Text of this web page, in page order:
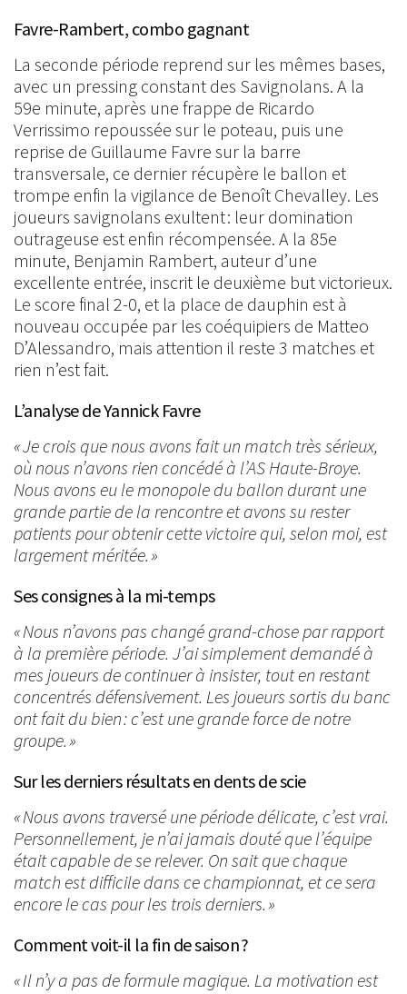
Favre-Rambert, combo gagnant
La seconde période reprend sur les mêmes bases,
avec un pressing constant des Savignolans. A la
59e minute, après une frappe de Ricardo
Verrissimo repoussée sur le poteau, puis une
reprise de Guillaume Favre sur la barre
transversale, ce dernier récupère le ballon et
trompe enfin la vigilance de Benoît Chevalley. Les
joueurs savignolans exultent : leur domination
outrageuse est enfin récompensée. A la 85e
minute, Benjamin Rambert, auteur d’une
excellente entrée, inscrit le deuxième but victorieux.
Le score final 2-0, et la place de dauphin est à
nouveau occupée par les coéquipiers de Matteo
D’Alessandro, mais attention il reste 3 matches et
rien n’est fait.
L’analyse de Yannick Favre
« Je crois que nous avons fait un match très sérieux,
où nous n’avons rien concédé à l’AS Haute-Broye.
Nous avons eu le monopole du ballon durant une
grande partie de la rencontre et avons su rester
patients pour obtenir cette victoire qui, selon moi, est
largement méritée. »
Ses consignes à la mi-temps
« Nous n’avons pas changé grand-chose par rapport
à la première période. J’ai simplement demandé à
mes joueurs de continuer à insister, tout en restant
concentrés défensivement. Les joueurs sortis du banc
ont fait du bien : c’est une grande force de notre
groupe. »
Sur les derniers résultats en dents de scie
« Nous avons traversé une période délicate, c’est vrai.
Personnellement, je n’ai jamais douté que l’équipe
était capable de se relever. On sait que chaque
match est difficile dans ce championnat, et ce sera
encore le cas pour les trois derniers. »
Comment voit-il la fin de saison ?
« Il n’y a pas de formule magique. La motivation est